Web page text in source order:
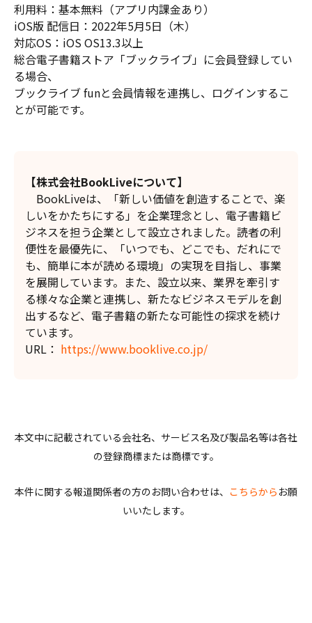
利用料：基本無料（アプリ内課金あり）
iOS版 配信日：2022年5月5日（木）
対応OS：iOS OS13.3以上
総合電子書籍ストア「ブックライブ」に会員登録してい
る場合、
ブックライブ funと会員情報を連携し、ログインするこ
とが可能です。
【株式会社BookLiveについて】
BookLiveは、「新しい価値を創造することで、楽
しいをかたちにする」を企業理念とし、電子書籍ビ
ジネスを担う企業として設立されました。読者の利
便性を最優先に、「いつでも、どこでも、だれにで
も、簡単に本が読める環境」の実現を目指し、事業
を展開しています。また、設立以来、業界を牽引す
る様々な企業と連携し、新たなビジネスモデルを創
出するなど、電子書籍の新たな可能性の探求を続け
ています。
URL： https://www.booklive.co.jp/
本文中に記載されている会社名、サービス名及び製品名等は各社
の登録商標または商標です。
本件に関する報道関係者の方のお問い合わせは、 こちらから お願
いいたします。